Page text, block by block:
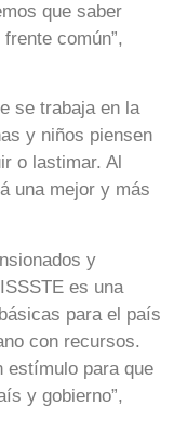
que saber
común”,
se trabaja en la
y niños piensen
o lastimar. Al
una mejor y más
y
es una
para el país
con recursos.
estímulo para que
y gobierno”,